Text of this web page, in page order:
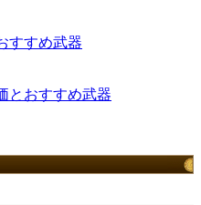
すすめ武器
とおすすめ武器